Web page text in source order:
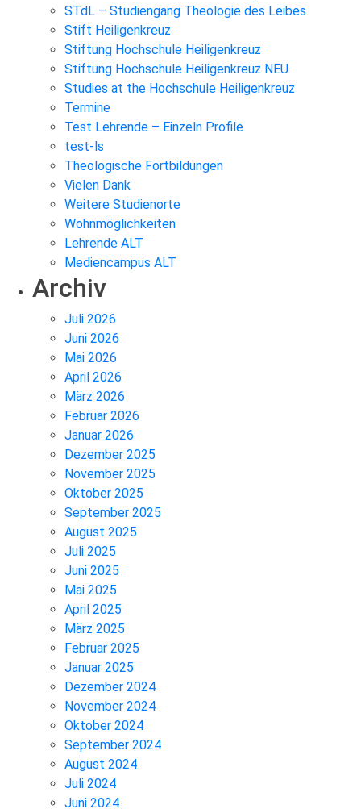
STdL – Studiengang Theologie des Leibes
Stift Heiligenkreuz
Stiftung Hochschule Heiligenkreuz
Stiftung Hochschule Heiligenkreuz NEU
Studies at the Hochschule Heiligenkreuz
Termine
Test Lehrende – Einzeln Profile
test-ls
Theologische Fortbildungen
Vielen Dank
Weitere Studienorte
Wohnmöglichkeiten
Lehrende ALT
Mediencampus ALT
Archiv
Juli 2026
Juni 2026
Mai 2026
April 2026
März 2026
Februar 2026
Januar 2026
Dezember 2025
November 2025
Oktober 2025
September 2025
August 2025
Juli 2025
Juni 2025
Mai 2025
April 2025
März 2025
Februar 2025
Januar 2025
Dezember 2024
November 2024
Oktober 2024
September 2024
August 2024
Juli 2024
Juni 2024